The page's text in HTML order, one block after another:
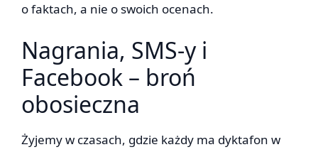
o faktach, a nie o swoich ocenach.
Nagrania, SMS-y i
Facebook – broń
obosieczna
Żyjemy w czasach, gdzie każdy ma dyktafon w